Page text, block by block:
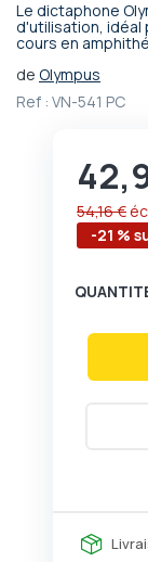
Le dictaphone
d'utilisation,
cours en
de Olympus
Ref : VN-541 PC
Prix
-21 %
54,16 €
Passer
au
début
de
la